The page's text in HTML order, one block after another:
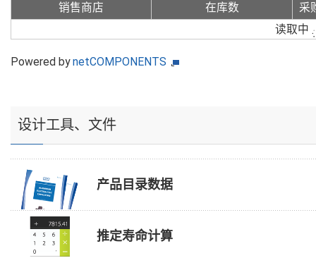
销售商店 在库数
采
读取中
Powered bynetCOMPONENTS
设计工具、文件
产品目录数据
推定寿命计算